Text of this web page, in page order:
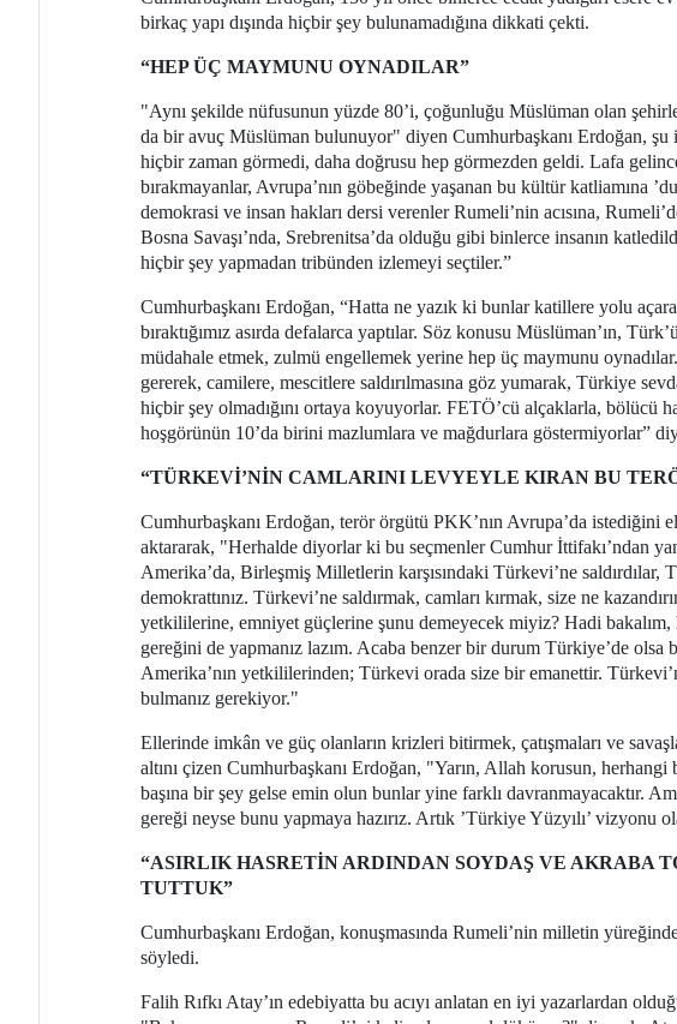
birkaç yapı dışında hiçbir şey bulunamadığına dikkati çekti.
“HEP ÜÇ MAYMUNU OYNADILAR”
"Aynı şekilde nüfusunun yüzde 80’i, çoğunluğu Müslüman olan
da bir avuç Müslüman bulunuyor" diyen Cumhurbaşkanı Erdoğan, şu
hiçbir zaman görmedi, daha doğrusu hep görmezden geldi. Lafa
bırakmayanlar, Avrupa’nın göbeğinde yaşanan bu kültür katliamına
demokrasi ve insan hakları dersi verenler Rumeli’nin acısına,
Bosna Savaşı’nda, Srebrenitsa’da olduğu gibi binlerce insanın
hiçbir şey yapmadan tribünden izlemeyi seçtiler.”
Cumhurbaşkanı Erdoğan, “Hatta ne yazık ki bunlar katillere yolu
bıraktığımız asırda defalarca yaptılar. Söz konusu Müslüman’ın,
müdahale etmek, zulmü engellemek yerine hep üç maymunu
gererek, camilere, mescitlere saldırılmasına göz yumarak, Türkiye
hiçbir şey olmadığını ortaya koyuyorlar. FETÖ’cü alçaklarla, bölücü
hoşgörünün 10’da birini mazlumlara ve mağdurlara göstermiyorlar”
“TÜRKEVİ’NİN CAMLARINI LEVYEYLE KIRAN BU
Cumhurbaşkanı Erdoğan, terör örgütü PKK’nın Avrupa’da istediğini
aktararak, "Herhalde diyorlar ki bu seçmenler Cumhur İttifakı’ndan
Amerika’da, Birleşmiş Milletlerin karşısındaki Türkevi’ne saldırdılar,
demokrattınız. Türkevi’ne saldırmak, camları kırmak, size ne
yetkililerine, emniyet güçlerine şunu demeyecek miyiz? Hadi bakalım,
gereğini de yapmanız lazım. Acaba benzer bir durum Türkiye’de olsa
Amerika’nın yetkililerinden; Türkevi orada size bir emanettir.
bulmanız gerekiyor."
Ellerinde imkân ve güç olanların krizleri bitirmek, çatışmaları ve
altını çizen Cumhurbaşkanı Erdoğan, "Yarın, Allah korusun, herhangi
başına bir şey gelse emin olun bunlar yine farklı davranmayacaktır.
gereği neyse bunu yapmaya hazırız. Artık ’Türkiye Yüzyılı’ vizyonu
“ASIRLIK HASRETİN ARDINDAN SOYDAŞ VE AKRABA
TUTTUK”
Cumhurbaşkanı Erdoğan, konuşmasında Rumeli’nin milletin
söyledi.
Falih Rıfkı Atay’ın edebiyatta bu acıyı anlatan en iyi yazarlardan